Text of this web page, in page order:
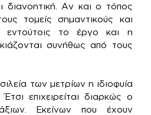
διανοητική. Αν και ο τόπος
τομείς σημαντικούς και
εντούτοις το έργο και η
συνήθως από τους
των μετρίων η ιδιοφυία
επιχειρείται διαρκώς ο
Eκείνων που έχουν